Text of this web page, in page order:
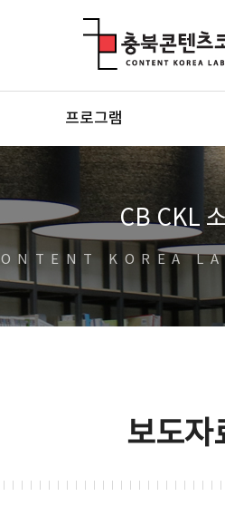
프로그램
CB CKL
KOREA
보도자